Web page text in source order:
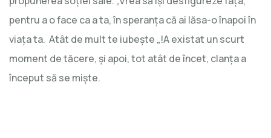
pentru a o face ca a ta, în speranța că ai lăsa-o înapoi în
viața ta. Atât de mult te iubește „!A existat un scurt
moment de tăcere, și apoi, tot atât de încet, clanța a
început să se mişte.